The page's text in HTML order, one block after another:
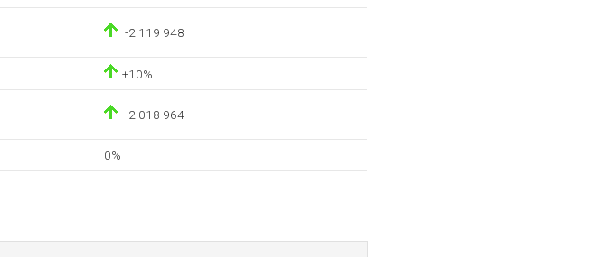
-2 119 948
+10%
-2 018 964
0%